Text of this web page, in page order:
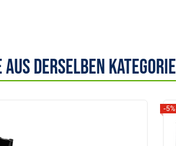
derselben Kategorie
-5%